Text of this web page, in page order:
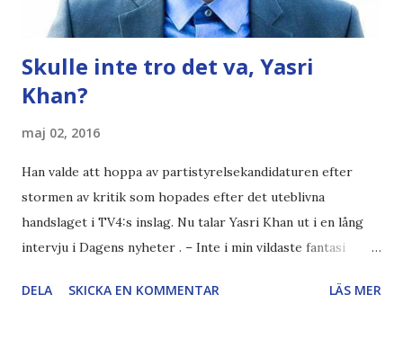
Skulle inte tro det va, Yasri
Khan?
maj 02, 2016
Han valde att hoppa av partistyrelsekandidaturen efter
stormen av kritik som hopades efter det uteblivna
handslaget i TV4:s inslag. Nu talar Yasri Khan ut i en lång
intervju i Dagens nyheter . – Inte i min vildaste fantasi
här sättet, säger han. .. – Jag försöker undvika att använda
DELA SKICKA EN KOMMENTAR LÄS MER